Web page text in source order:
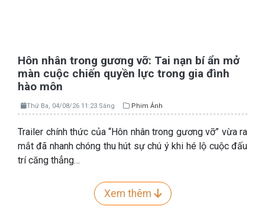
Hôn nhân trong gương vỡ: Tai nạn bí ẩn mở
màn cuộc chiến quyền lực trong gia đình
hào môn
Thứ Ba, 04/08/26 11:23 Sáng Phim Ảnh
Trailer chính thức của “Hôn nhân trong gương vỡ” vừa ra
mắt đã nhanh chóng thu hút sự chú ý khi hé lộ cuộc đấu
trí căng thẳng…
Xem thêm